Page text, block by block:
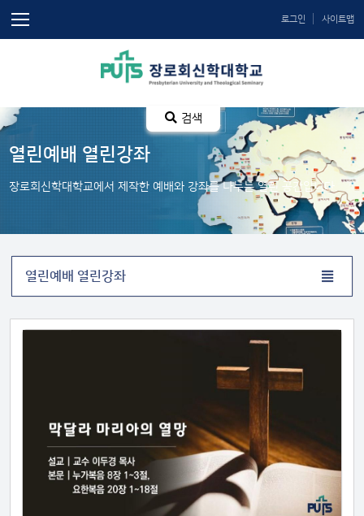
로그인 사이트맵
검색
열린예배 열린강좌
장로회신학대학교에서 제작한 예배와 강좌를 나누는 열린 공간입니다.
열린예배 열린강좌